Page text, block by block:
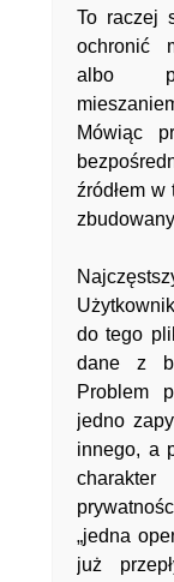
To raczej
ochronić
albo
Mówiąc
źródłem w
do tego
dane z
Problem
jedno
innego, a
„jedna
już